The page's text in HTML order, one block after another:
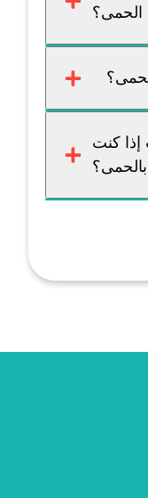
الحمى؟
كنت